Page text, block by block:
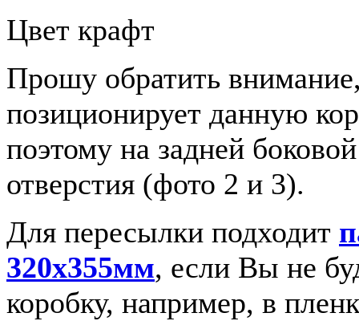
Цвет крафт
Прошу обратить
позиционирует данную
поэтому на задней
отверстия (фото 2 и 3).
Для пересылки подходит
320х355мм, если Вы не
коробку, например, в